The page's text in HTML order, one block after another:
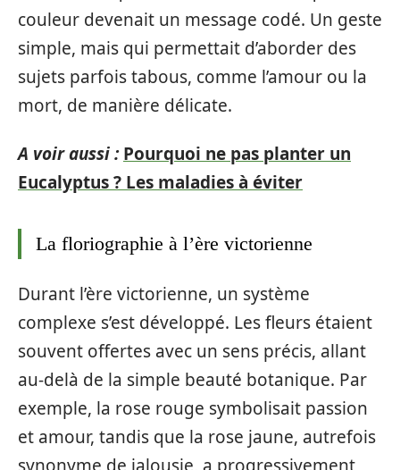
couleur devenait un message codé. Un geste
simple, mais qui permettait d’aborder des
sujets parfois tabous, comme l’amour ou la
mort, de manière délicate.
A voir aussi : Pourquoi ne pas planter un
Eucalyptus ? Les maladies à éviter
La floriographie à l’ère victorienne
Durant l’ère victorienne, un système
complexe s’est développé. Les fleurs étaient
souvent offertes avec un sens précis, allant
au-delà de la simple beauté botanique. Par
exemple, la rose rouge symbolisait passion
et amour, tandis que la rose jaune, autrefois
synonyme de jalousie, a progressivement